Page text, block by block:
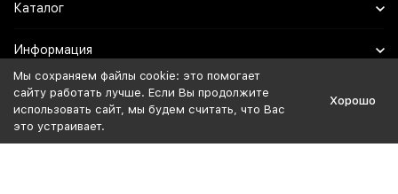
Каталог
Информация
Помощь
Политика персональных данных
Мы сохраняем файлы cookie: это помогает
сайту работать лучше. Если Вы продолжите
использовать сайт, мы будем считать, что Вас
это устраивает.
Хорошо